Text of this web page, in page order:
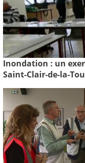
Inondation : un
Saint-Clair-de-la-